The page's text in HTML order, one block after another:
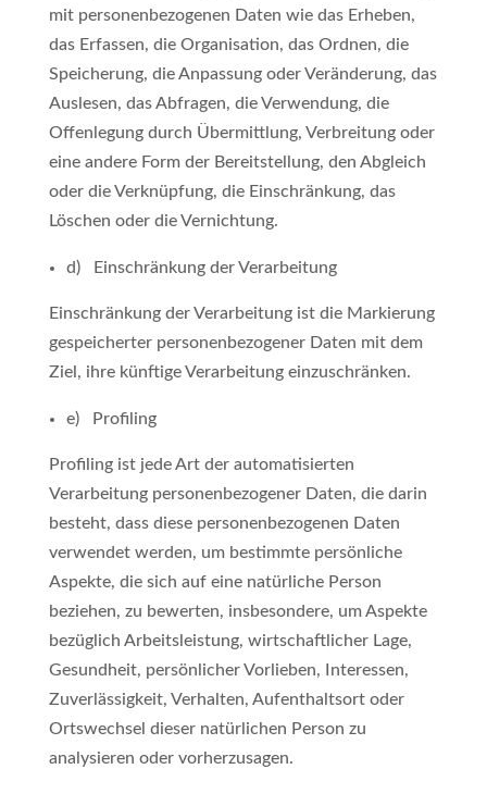
mit personenbezogenen Daten wie das Erheben,
das Erfassen, die Organisation, das Ordnen, die
Speicherung, die Anpassung oder Veränderung, das
Auslesen, das Abfragen, die Verwendung, die
Offenlegung durch Übermittlung, Verbreitung oder
eine andere Form der Bereitstellung, den Abgleich
oder die Verknüpfung, die Einschränkung, das
Löschen oder die Vernichtung.
d) Einschränkung der Verarbeitung
Einschränkung der Verarbeitung ist die Markierung
gespeicherter personenbezogener Daten mit dem
Ziel, ihre künftige Verarbeitung einzuschränken.
e) Profiling
Profiling ist jede Art der automatisierten
Verarbeitung personenbezogener Daten, die darin
besteht, dass diese personenbezogenen Daten
verwendet werden, um bestimmte persönliche
Aspekte, die sich auf eine natürliche Person
beziehen, zu bewerten, insbesondere, um Aspekte
bezüglich Arbeitsleistung, wirtschaftlicher Lage,
Gesundheit, persönlicher Vorlieben, Interessen,
Zuverlässigkeit, Verhalten, Aufenthaltsort oder
Ortswechsel dieser natürlichen Person zu
analysieren oder vorherzusagen.